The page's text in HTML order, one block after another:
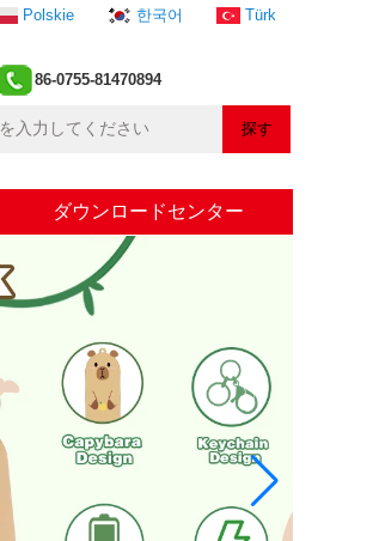
86-0755-81470894
Polskie 한국어 Türk
ダウンロードセンター